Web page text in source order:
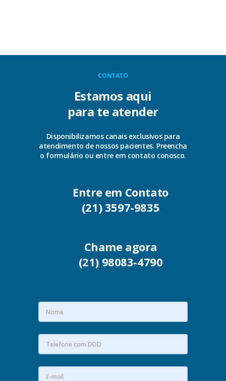
CONTATO
Estamos aqui
para te atender
Disponibilizamos canais exclusivos para
atendimento de nossos pacientes. Preencha
o formulário ou entre em contato conosco.
Entre em Contato
(21) 3597-9835
Chame agora
(21) 98083-4790